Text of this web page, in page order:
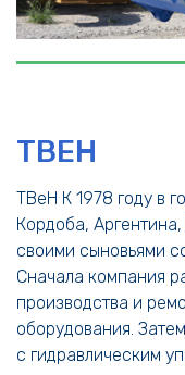
TBEH
TBeH К 1978 году в
Кордоба,
своими сыновьями
Сначала компания
производства и
оборудования.
с гидравлическим